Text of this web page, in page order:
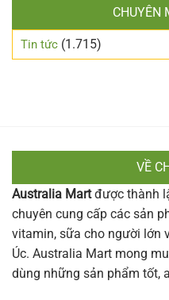
CHUYÊN
Tin tức (1.715)
VỀ
Australia Martđược thành
chuyên cung cấp các sản
vitamin, sữa cho người lớn
Úc. Australia Mart mong
dùng những sản phẩm tốt,